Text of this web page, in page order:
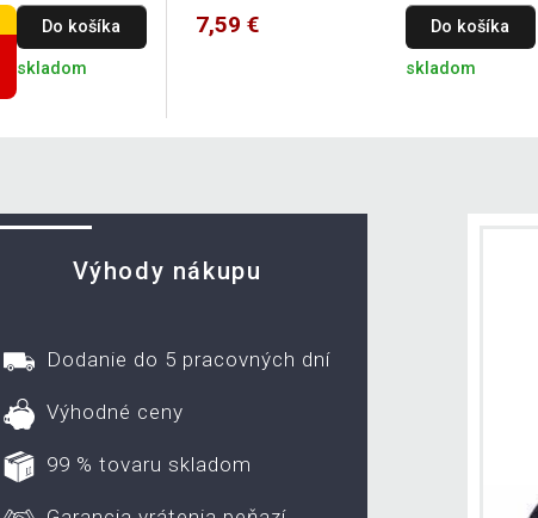
Do košíka
skladom
7,59 € Do košíka
skladom
Výhody nákupu
Dodanie do 5 pracovných dní
Výhodné ceny
99 % tovaru skladom